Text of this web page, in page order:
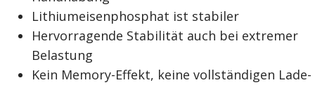
Lithiumeisenphosphat ist stabiler
Hervorragende Stabilität auch bei extremer
Belastung
Kein Memory-Effekt, keine vollständigen Lade-